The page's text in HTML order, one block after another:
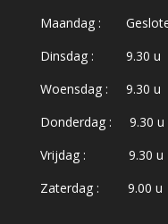
Maandag :
Dinsdag : 9.30 u
Woensdag : 9.30 u
Donderdag : 9.30 u
Vrijdag : 9.30 u –
Zaterdag : 9.00 u